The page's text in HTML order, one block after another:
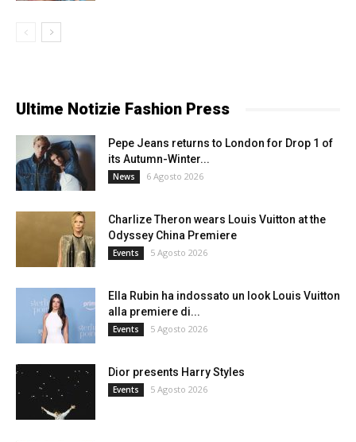
Ultime Notizie Fashion Press
Pepe Jeans returns to London for Drop 1 of
its Autumn-Winter...
News 6 Agosto 2026
Charlize Theron wears Louis Vuitton at the
Odyssey China Premiere
Events 5 Agosto 2026
Ella Rubin ha indossato un look Louis Vuitton
alla premiere di...
Events 5 Agosto 2026
Dior presents Harry Styles
Events 5 Agosto 2026